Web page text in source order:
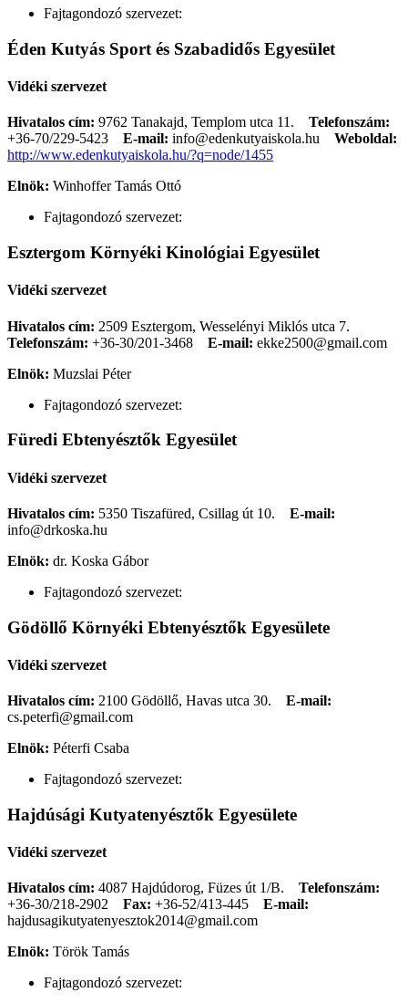
Fajtagondozó szervezet:
Éden Kutyás Sport és Szabadidős Egyesület
Vidéki szervezet
Hivatalos cím: 9762 Tanakajd, Templom utca 11. Telefonszám:
+36-70/229-5423
E-mail: info@edenkutyaiskola.hu
Weboldal:
http://www.edenkutyaiskola.hu/?q=node/1455
Elnök: Winhoffer Tamás Ottó
Fajtagondozó szervezet:
Esztergom Környéki Kinológiai Egyesület
Vidéki szervezet
Hivatalos cím: 2509 Esztergom, Wesselényi Miklós utca 7.
Telefonszám: +36-30/201-3468 E-mail: ekke2500@gmail.com
Elnök: Muzslai Péter
Fajtagondozó szervezet:
Füredi Ebtenyésztők Egyesület
Vidéki szervezet
Hivatalos cím: 5350 Tiszafüred, Csillag út 10. E-mail:
info@drkoska.hu
Elnök: dr. Koska Gábor
Fajtagondozó szervezet:
Gödöllő Környéki Ebtenyésztők Egyesülete
Vidéki szervezet
Hivatalos cím: 2100 Gödöllő, Havas utca 30. E-mail:
cs.peterfi@gmail.com
Elnök: Péterfi Csaba
Fajtagondozó szervezet:
Hajdúsági Kutyatenyésztők Egyesülete
Vidéki szervezet
Hivatalos cím: 4087 Hajdúdorog, Füzes út 1/B. Telefonszám:
+36-30/218-2902
Fax: +36-52/413-445
E-mail:
hajdusagikutyatenyesztok2014@gmail.com
Elnök: Török Tamás
Fajtagondozó szervezet: